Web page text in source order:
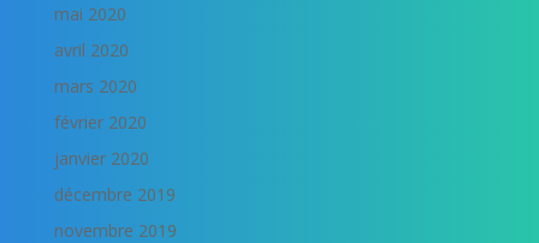
mai 2020
avril 2020
mars 2020
février 2020
janvier 2020
décembre 2019
novembre 2019